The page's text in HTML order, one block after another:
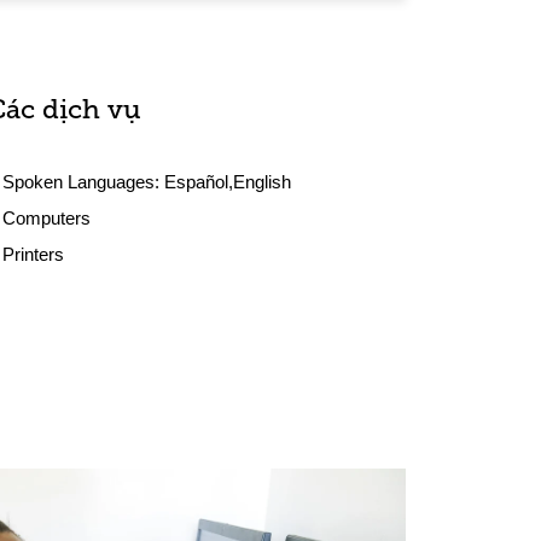
dịch vụ
Spoken Languages: Español,English
Computers
Printers